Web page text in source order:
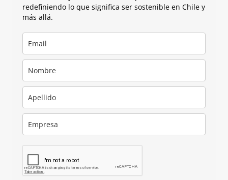
redefiniendo lo que significa ser sostenible en Chile y
más allá.